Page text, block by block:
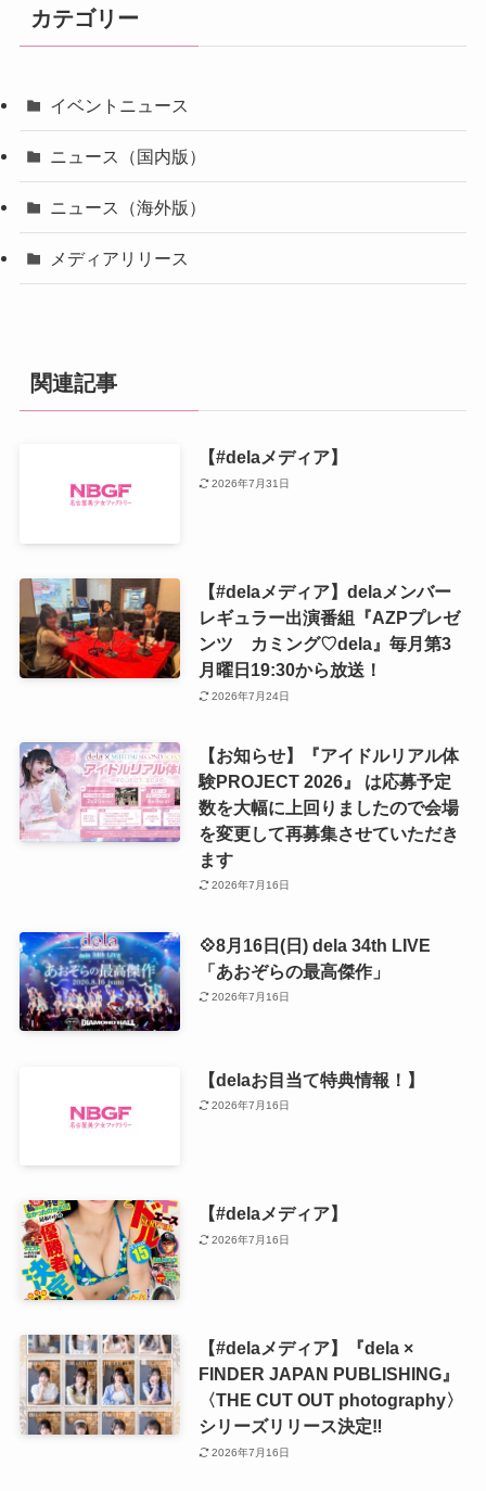
カテゴリー
イベントニュース
ニュース（国内版）
ニュース（海外版）
メディアリリース
関連記事
【#delaメディア】
2026年7月31日
【#delaメディア】delaメンバー
レギュラー出演番組『AZPプレゼ
ンツ カミング♡dela』毎月第3
月曜日19:30から放送！
2026年7月24日
【お知らせ】『アイドルリアル体
験PROJECT 2026』 は応募予定
数を大幅に上回りましたので会場
を変更して再募集させていただき
ます
2026年7月16日
💠8月16日(日) dela 34th LIVE
「あおぞらの最高傑作」
2026年7月16日
【delaお目当て特典情報！】
2026年7月16日
【#delaメディア】
2026年7月16日
【#delaメディア】『dela ×
FINDER JAPAN PUBLISHING』
〈THE CUT OUT photography〉
シリーズリリース決定‼️
2026年7月16日